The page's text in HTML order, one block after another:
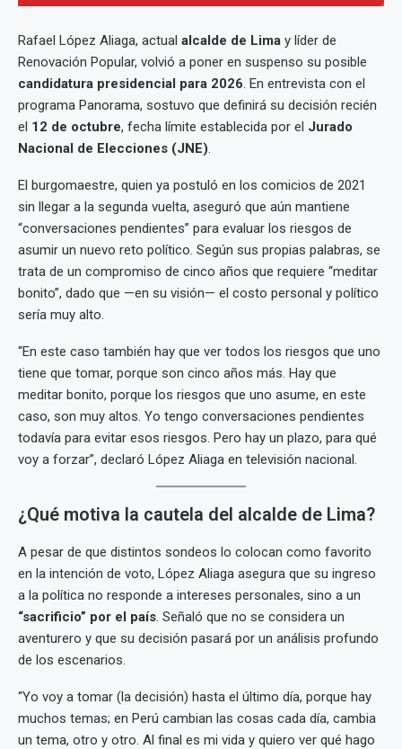
Rafael López Aliaga, actual alcalde de Lima y líder de
Renovación Popular, volvió a poner en suspenso su posible
candidatura presidencial para 2026. En entrevista con el
programa Panorama, sostuvo que definirá su decisión recién
el 12 de octubre, fecha límite establecida por el Jurado
Nacional de Elecciones (JNE).
El burgomaestre, quien ya postuló en los comicios de 2021
sin llegar a la segunda vuelta, aseguró que aún mantiene
“conversaciones pendientes” para evaluar los riesgos de
asumir un nuevo reto político. Según sus propias palabras, se
trata de un compromiso de cinco años que requiere “meditar
bonito”, dado que —en su visión— el costo personal y político
sería muy alto.
“En este caso también hay que ver todos los riesgos que uno
tiene que tomar, porque son cinco años más. Hay que
meditar bonito, porque los riesgos que uno asume, en este
caso, son muy altos. Yo tengo conversaciones pendientes
todavía para evitar esos riesgos. Pero hay un plazo, para qué
voy a forzar”, declaró López Aliaga en televisión nacional.
¿Qué motiva la cautela del alcalde de Lima?
A pesar de que distintos sondeos lo colocan como favorito
en la intención de voto, López Aliaga asegura que su ingreso
a la política no responde a intereses personales, sino a un
“sacrificio” por el país. Señaló que no se considera un
aventurero y que su decisión pasará por un análisis profundo
de los escenarios.
“Yo voy a tomar (la decisión) hasta el último día, porque hay
muchos temas; en Perú cambian las cosas cada día, cambia
un tema, otro y otro. Al final es mi vida y quiero ver qué hago